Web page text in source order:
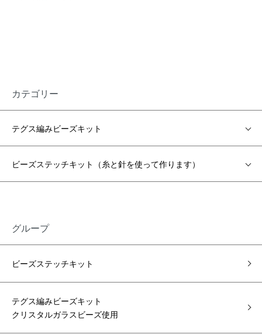
カテゴリー
テグス編みビーズキット
ビーズステッチキット（糸と針を使って作ります）
グループ
ビーズステッチキット
テグス編みビーズキット
クリスタルガラスビーズ使用